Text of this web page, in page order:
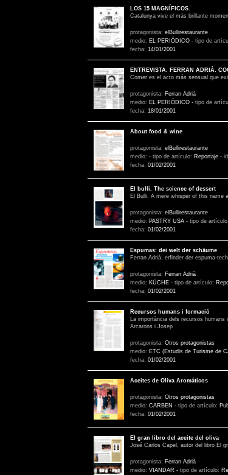
LOS 15 MAGNÍFICOS.
Catalunya vive el más brillante
protagonista: elBullirestaurante
medio: EL PERIÓDICO - tipo de
fecha: 14/01/2001
ENTREVISTA. FERRAN ADRIÀ.
Comer es el acto más sensual que
protagonista: Ferran Adrià
medio: EL PERIÓDICO - tipo de
fecha: 18/01/2001
About food & wine
protagonista: elBullirestaurante
medio: - tipo de artículo: Reportaje -
fecha: 01/02/2001
El bulli. The science of dessert
El Bulli. A mere whisper of this name
protagonista: elBullirestaurante
medio: PASTRY USA - tipo de artículo:
fecha: 01/02/2001
Espumas: dei welt der schäume
Ferran Adrià, erfinder der espuma-
protagonista: Ferran Adrià
medio: KÜCHE - tipo de artículo:
fecha: 01/02/2001
Recursos humans i formació
La importància dels recursos
Arcarons i Josep
protagonista: Otros protagonistas
medio: ETC (Estudis de Turisme de
fecha: 01/02/2001
Aceites de Oliva Aromáticos
protagonista: Otros protagonistas
medio: CARBEN - tipo de artículo:
fecha: 01/02/2001
El gran libro del aceite del oliva
José Carlos Capel, autor del libro El
protagonista: Ferran Adrià
medio: VIANDAR - tipo de artículo: